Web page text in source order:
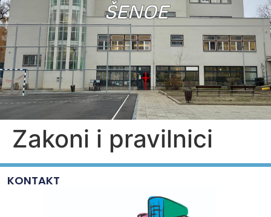
ŠENOE
Zakoni i pravilnici
KONTAKT